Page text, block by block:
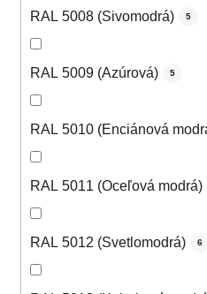
RAL 5008 (Sivomodrá) 5
RAL 5009 (Azúrová) 5
RAL 5010 (Enciánová
RAL 5011 (Oceľová modrá)
RAL 5012 (Svetlomodrá) 6